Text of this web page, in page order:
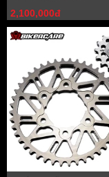
2,100,000đ